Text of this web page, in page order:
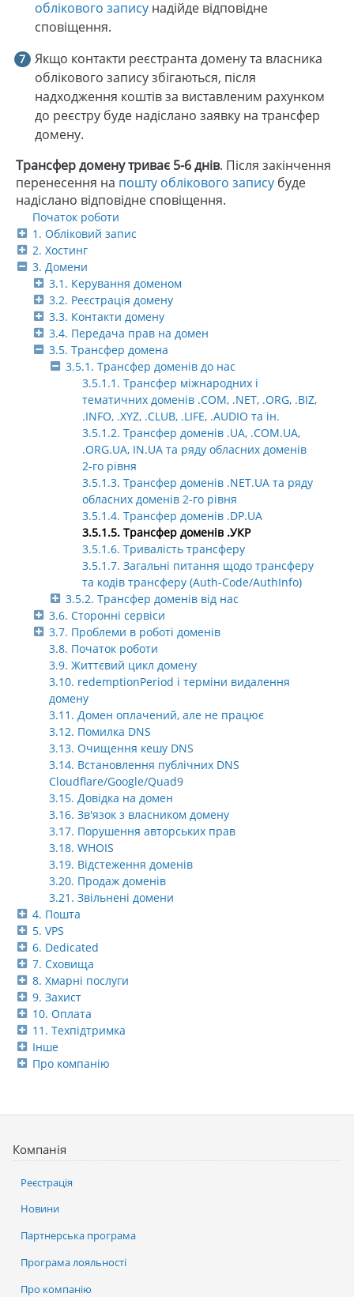
Початок роботи
1. Обліковий запис
2. Хостинг
3. Домени
3.1. Керування доменом
3.2. Реєстрація домену
3.3. Контакти домену
3.4. Передача прав на домен
3.5. Трансфер домена
3.5.1. Трансфер доменів до нас
3.5.1.1. Трансфер міжнародних і
тематичних доменів .COM, .NET, .ORG, .BIZ,
.INFO, .XYZ, .CLUB, .LIFE, .AUDIO та ін.
3.5.1.2. Трансфер доменів .UA, .COM.UA,
.ORG.UA, IN.UA та ряду обласних доменів
2-го рівня
3.5.1.3. Трансфер доменів .NET.UA та ряду
обласних доменів 2-го рівня
3.5.1.4. Трансфер доменів .DP.UA
3.5.1.5. Трансфер доменів .УКР
3.5.1.6. Тривалість трансферу
3.5.1.7. Загальні питання щодо трансферу
та кодів трансферу (Auth-Code/AuthInfo)
3.5.2. Трансфер доменів від нас
3.6. Сторонні сервіси
3.7. Проблеми в роботі доменів
3.8. Початок роботи
3.9. Життєвий цикл домену
3.10. redemptionPeriod і терміни видалення
домену
3.11. Домен оплачений, але не працює
3.12. Помилка DNS
3.13. Очищення кешу DNS
3.14. Встановлення публічних DNS
Cloudflare/Google/Quad9
3.15. Довідка на домен
3.16. Зв'язок з власником домену
3.17. Порушення авторських прав
3.18. WHOIS
3.19. Відстеження доменів
3.20. Продаж доменів
3.21. Звільнені домени
4. Пошта
5. VPS
6. Dedicated
7. Сховища
8. Хмарні послуги
9. Захист
10. Оплата
11. Техпідтримка
Інше
Про компанію
облікового запису надійде відповідне
сповіщення.
Якщо контакти реєстранта домену та власника
облікового запису збігаються, після
надходження коштів за виставленим рахунком
до реєстру буде надіслано заявку на трансфер
домену.
Трансфер домену триває 5-6 днів. Після закінчення
перенесення на пошту облікового запису буде
надіслано відповідне сповіщення.
Компанія
Реєстрація
Новини
Партнерська програма
Програма лояльності
Про компанію